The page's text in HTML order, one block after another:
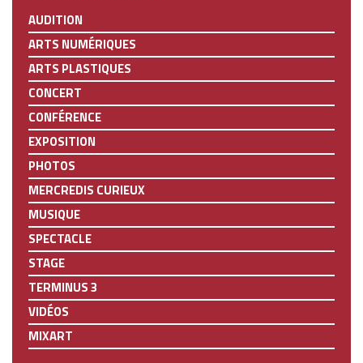
AUDITION
ARTS NUMÉRIQUES
ARTS PLASTIQUES
CONCERT
CONFÉRENCE
EXPOSITION
PHOTOS
MERCREDIS CURIEUX
MUSIQUE
SPECTACLE
STAGE
TERMINUS 3
VIDÉOS
MIXART